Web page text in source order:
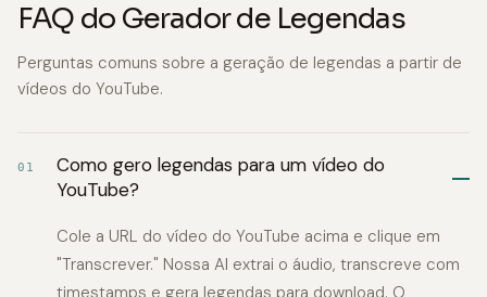
FAQ do Gerador de Legendas
Perguntas comuns sobre a geração de legendas a partir de
vídeos do YouTube.
01
Como gero legendas para um vídeo do
YouTube?
Cole a URL do vídeo do YouTube acima e clique em
"Transcrever." Nossa AI extrai o áudio, transcreve com
timestamps e gera legendas para download. O